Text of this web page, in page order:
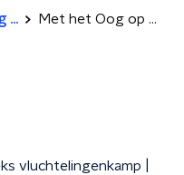
... Met het Oog op Morgen 04-04-2019
vluchtelingenkamp |